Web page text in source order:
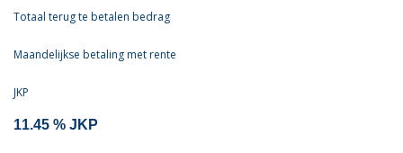
Totaal terug te betalen bedrag
Maandelijkse betaling met rente
JKP